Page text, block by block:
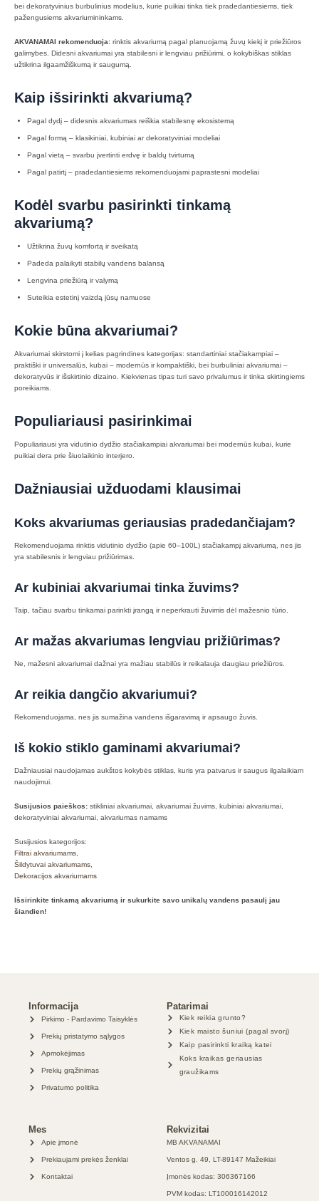
bei dekoratyvinius burbulinius modelius, kurie puikiai tinka tiek pradedantiesiems, tiek
pažengusiems akvariumininkams.
AKVANAMAI rekomenduoja: rinktis akvariumą pagal planuojamą žuvų kiekį ir priežiūros
galimybes. Didesni akvariumai yra stabilesni ir lengviau prižiūrimi, o kokybiškas stiklas
užtikrina ilgaamžiškumą ir saugumą.
Kaip išsirinkti akvariumą?
Pagal dydį – didesnis akvariumas reiškia stabilesnę ekosistemą
Pagal formą – klasikiniai, kubiniai ar dekoratyviniai modeliai
Pagal vietą – svarbu įvertinti erdvę ir baldų tvirtumą
Pagal patirtį – pradedantiesiems rekomenduojami paprastesni modeliai
Kodėl svarbu pasirinkti tinkamą
akvariumą?
Užtikrina žuvų komfortą ir sveikatą
Padeda palaikyti stabilų vandens balansą
Lengvina priežiūrą ir valymą
Suteikia estetinį vaizdą jūsų namuose
Kokie būna akvariumai?
Akvariumai skirstomi į kelias pagrindines kategorijas: standartiniai stačiakampiai –
praktiški ir universalūs, kubai – modernūs ir kompaktiški, bei burbuliniai akvariumai –
dekoratyvūs ir išskirtinio dizaino. Kiekvienas tipas turi savo privalumus ir tinka skirtingiems
poreikiams.
Populiariausi pasirinkimai
Populiariausi yra vidutinio dydžio stačiakampiai akvariumai bei modernūs kubai, kurie
puikiai dera prie šiuolaikinio interjero.
Dažniausiai užduodami klausimai
Koks akvariumas geriausias pradedančiajam?
Rekomenduojama rinktis vidutinio dydžio (apie 60–100L) stačiakampį akvariumą, nes jis
yra stabilesnis ir lengviau prižiūrimas.
Ar kubiniai akvariumai tinka žuvims?
Taip, tačiau svarbu tinkamai parinkti įrangą ir neperkrauti žuvimis dėl mažesnio tūrio.
Ar mažas akvariumas lengviau prižiūrimas?
Ne, mažesni akvariumai dažnai yra mažiau stabilūs ir reikalauja daugiau priežiūros.
Ar reikia dangčio akvariumui?
Rekomenduojama, nes jis sumažina vandens išgaravimą ir apsaugo žuvis.
Iš kokio stiklo gaminami akvariumai?
Dažniausiai naudojamas aukštos kokybės stiklas, kuris yra patvarus ir saugus ilgalaikiam
naudojimui.
Susijusios paieškos: stikliniai akvariumai, akvariumai žuvims, kubiniai akvariumai,
dekoratyviniai akvariumai, akvariumas namams
Susijusios kategorijos:
Filtrai akvariumams,
Šildytuvai akvariumams,
Dekoracijos akvariumams
Išsirinkite tinkamą akvariumą ir sukurkite savo unikalų vandens pasaulį jau
šiandien!
Informacija
Pirkimo - Pardavimo Taisyklės
Prekių pristatymo sąlygos
Apmokėjimas
Prekių grąžinimas
Privatumo politika
Patarimai
Kiek reikia grunto?
Kiek maisto šuniui (pagal svorį)
Kaip pasirinkti kraiką katei
Koks kraikas geriausias
graužikams
Mes
Apie įmonė
Prekiaujami prekės ženklai
Kontaktai
Rekvizitai
MB AKVANAMAI
Ventos g. 49, LT-89147 Mažeikiai
Įmonės kodas: 306367166
PVM kodas: LT100016142012